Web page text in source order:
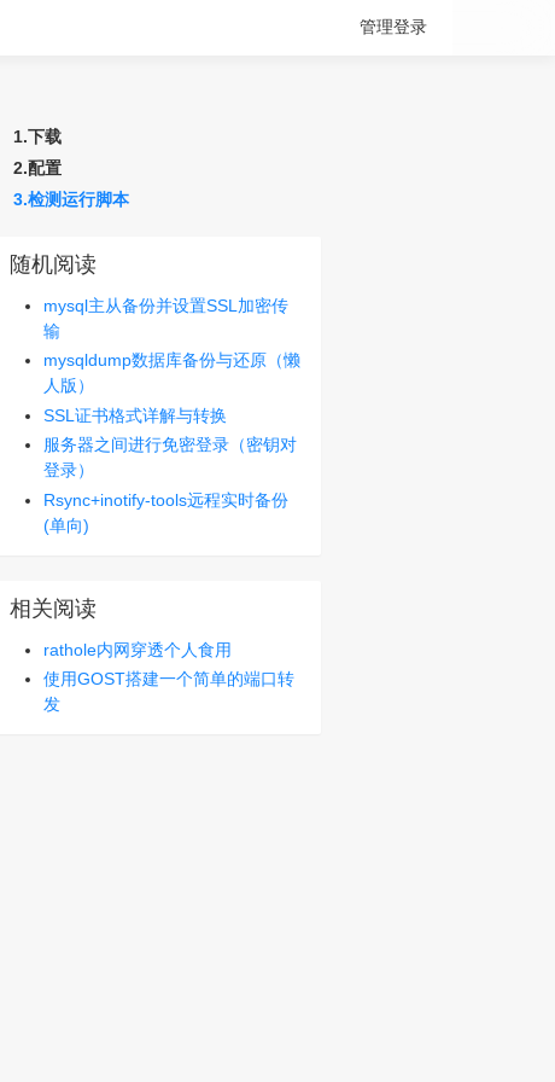
管理登录
gnu.tar.gz
1.下载
2.配置
3.检测运行脚本
随机阅读
mysql主从备份并设置SSL加密传
输
mysqldump数据库备份与还原（懒
人版）
SSL证书格式详解与转换
服务器之间进行免密登录（密钥对
登录）
Rsync+inotify-tools远程实时备份
(单向)
相关阅读
rathole内网穿透个人食用
使用GOST搭建一个简单的端口转
发